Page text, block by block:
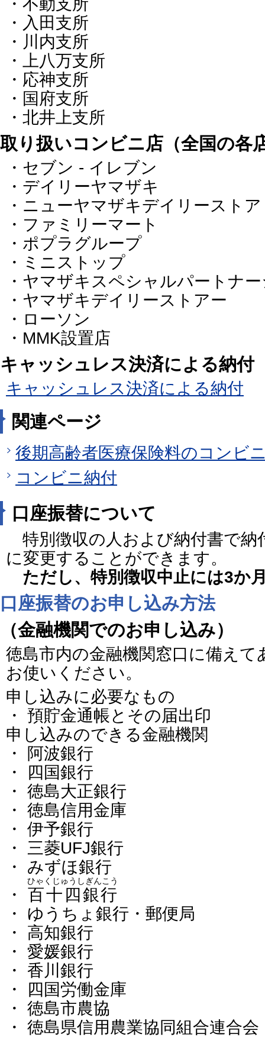
・不動支所
・入田支所
・川内支所
・上八万支所
・応神支所
・国府支所
・北井上支所
取り扱いコンビニ店（全国の
・セブン ‐ イレブン
・デイリーヤマザキ
・ニューヤマザキデイリーストア
・ファミリーマート
・ポプラグループ
・ミニストップ
・ヤマザキスペシャルパートナ
・ヤマザキデイリーストアー
・ローソン
・MMK設置店
キャッシュレス決済による納付
キャッシュレス決済による納付
関連ページ
後期高齢者医療保険料のコンビ
コンビニ納付
口座振替について
特別徴収の人および納付書で納
に変更することができます。
ただし、特別徴収中止には3か
口座振替のお申し込み方法
（金融機関でのお申し込み）
徳島市内の金融機関窓口に備えて
お使いください。
申し込みに必要なもの
・ 預貯金通帳とその届出印
申し込みのできる金融機関
・ 阿波銀行
・ 四国銀行
・ 徳島大正銀行
・ 徳島信用金庫
・ 伊予銀行
・ 三菱UFJ銀行
・ みずほ銀行
・ 百十四銀行
ひゃくじゅうしぎんこう
・ ゆうちょ銀行・郵便局
・ 高知銀行
・ 愛媛銀行
・ 香川銀行
・ 四国労働金庫
・ 徳島市農協
・ 徳島県信用農業協同組合連合会